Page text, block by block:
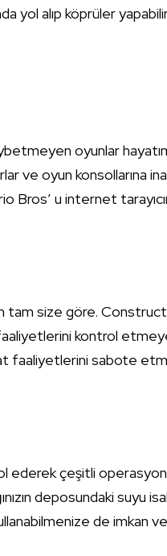
yol alıp köprüler
oyunlar
ve oyun konsollarına
u internet
tam size göre.
kontrol
faaliyetlerini sabote
çeşitli
deposundaki suyu
de imkan